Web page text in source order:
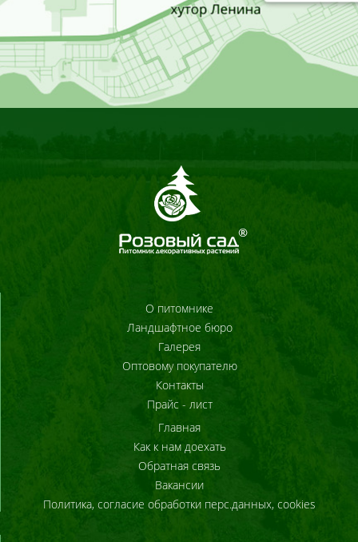
О питомнике
Ландшафтное бюро
Галерея
Оптовому покупателю
Контакты
Прайс - лист
Главная
Как к нам доехать
Обратная связь
Вакансии
Политика, согласие обработки перс.данных, cookies